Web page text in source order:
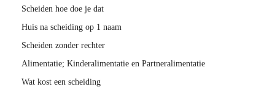
Scheiden hoe doe je dat
Huis na scheiding op 1 naam
Scheiden zonder rechter
Alimentatie; Kinderalimentatie en Partneralimentatie
Wat kost een scheiding